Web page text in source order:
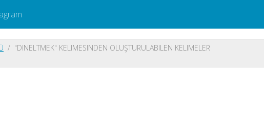
"DINELTMEK" KELIMESINDEN OLUŞTURULABILEN KELIMELER